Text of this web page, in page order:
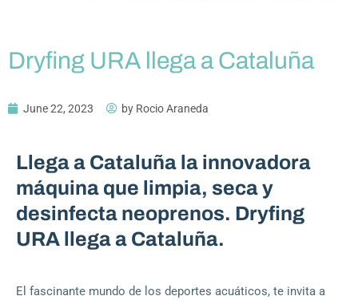
Dryfing URA llega a Cataluña
June 22, 2023 by Rocio Araneda
Llega a Cataluña la innovadora
máquina que limpia, seca y
desinfecta neoprenos. Dryfing
URA llega a Cataluña.
El fascinante mundo de los deportes acuáticos, te invita a